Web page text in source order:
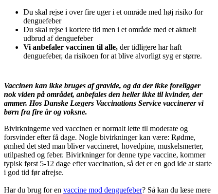
Du skal rejse i over fire uger i et område med høj risiko for
denguefeber
Du skal rejse i kortere tid men i et område med et aktuelt
udbrud af denguefeber
Vi anbefaler vaccinen til alle, der tidligere har haft
denguefeber, da risikoen for at blive alvorligt syg er større.
Vaccinen kan ikke bruges af gravide, og da der ikke foreligger
nok viden på området, anbefales den heller ikke til kvinder, der
ammer. Hos Danske Lægers Vaccinations Service vaccinerer vi
børn fra fire år og voksne.
Bivirkningerne ved vaccinen er normalt lette til moderate og
forsvinder efter få dage. Nogle bivirkninger kan være: Rødme,
ømhed det sted man bliver vaccineret, hovedpine, muskelsmerter,
utilpashed og feber. Bivirkninger for denne type vaccine, kommer
typisk først 5-12 dage efter vaccination, så det er en god ide at starte
i god tid før afrejse.
Har du brug for en vaccine mod denguefeber? Så kan du læse mere